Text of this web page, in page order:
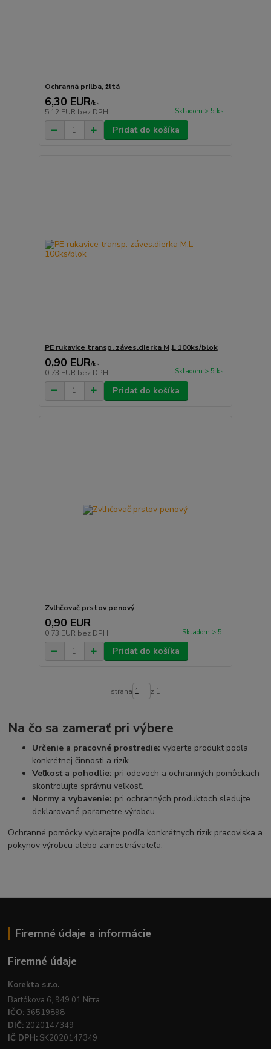
Ochranná prilba, žltá
6,30 EUR/ks
5,12 EUR bez DPH Skladom > 5 ks
Pridať do košíka
PE rukavice transp. záves.dierka M,L 100ks/blok
0,90 EUR/ks
0,73 EUR bez DPH Skladom > 5 ks
Pridať do košíka
Zvlhčovač prstov penový
0,90 EUR
0,73 EUR bez DPH Skladom > 5
Pridať do košíka
strana z 1
Na čo sa zamerať pri výbere
Určenie a pracovné prostredie: vyberte produkt podľa
konkrétnej činnosti a rizík.
Veľkosť a pohodlie: pri odevoch a ochranných pomôckach
skontrolujte správnu veľkosť.
Normy a vybavenie: pri ochranných produktoch sledujte
deklarované parametre výrobcu.
Ochranné pomôcky vyberajte podľa konkrétnych rizík pracoviska a
pokynov výrobcu alebo zamestnávateľa.
Firemné údaje a informácie
Firemné údaje
Korekta s.r.o.
Bartókova 6, 949 01 Nitra
IČO: 36519898
DIČ: 2020147349
IČ DPH: SK2020147349